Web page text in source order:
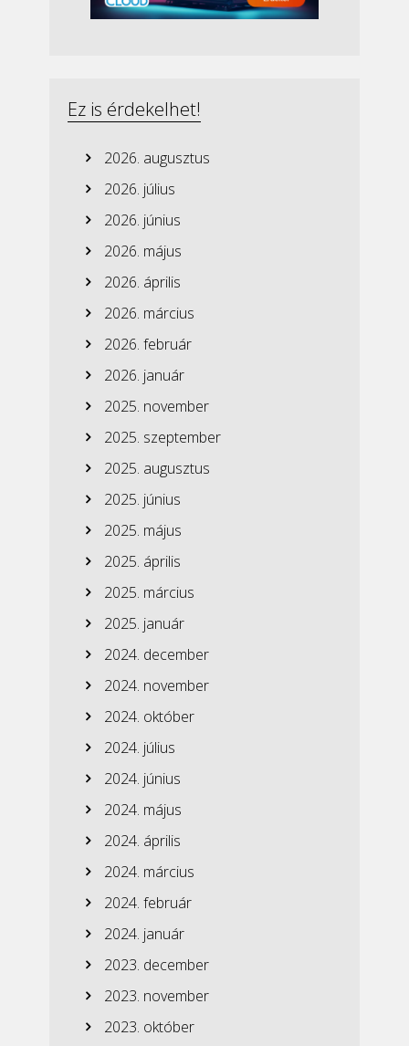
Ez is érdekelhet!
2026. augusztus
2026. július
2026. június
2026. május
2026. április
2026. március
2026. február
2026. január
2025. november
2025. szeptember
2025. augusztus
2025. június
2025. május
2025. április
2025. március
2025. január
2024. december
2024. november
2024. október
2024. július
2024. június
2024. május
2024. április
2024. március
2024. február
2024. január
2023. december
2023. november
2023. október